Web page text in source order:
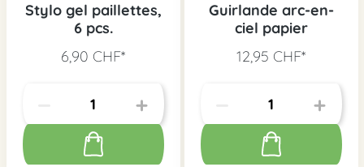
Stylo gel paillettes,
6 pcs.
6,90 CHF*
Guirlande arc-en-
ciel papier
12,95 CHF*